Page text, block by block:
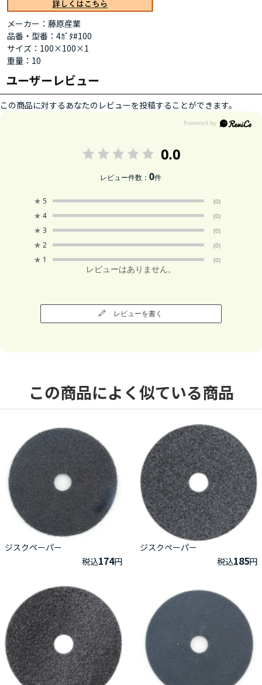
メーカー：藤原産業
品番・型番：4ｶﾞﾀ#100
サイズ：100×100×1
重量：10
ユーザーレビュー
この商品に対するあなたのレビューを投稿することができます。
0.0
レビュー件数：0件
★ 5 (0)
★ 4 (0)
★ 3 (0)
★ 2 (0)
★ 1 (0)
レビューはありません。
レビューを書く
この商品によく似ている商品
ジスクペーパー
税込174円
ジスクペーパー
税込185円